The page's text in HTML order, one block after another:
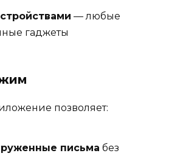
— любые
гаджеты
позволяет:
письма без